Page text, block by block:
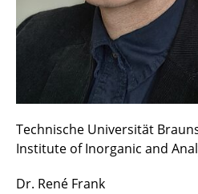
Technische Universität
Institute of Inorganic and
Dr. René Frank